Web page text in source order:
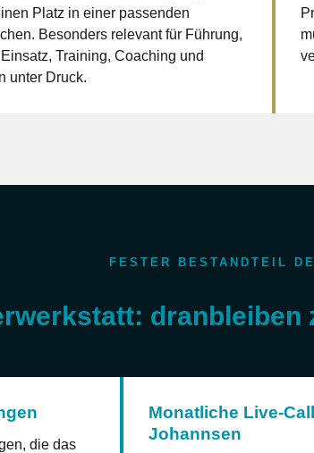
Platz in einer passenden
Besonders relevant für Führung,
Training, Coaching und
unter Druck.
FESTER BESTANDTEIL
dranbleiben
die das
Monatliche Live-
Johannsen